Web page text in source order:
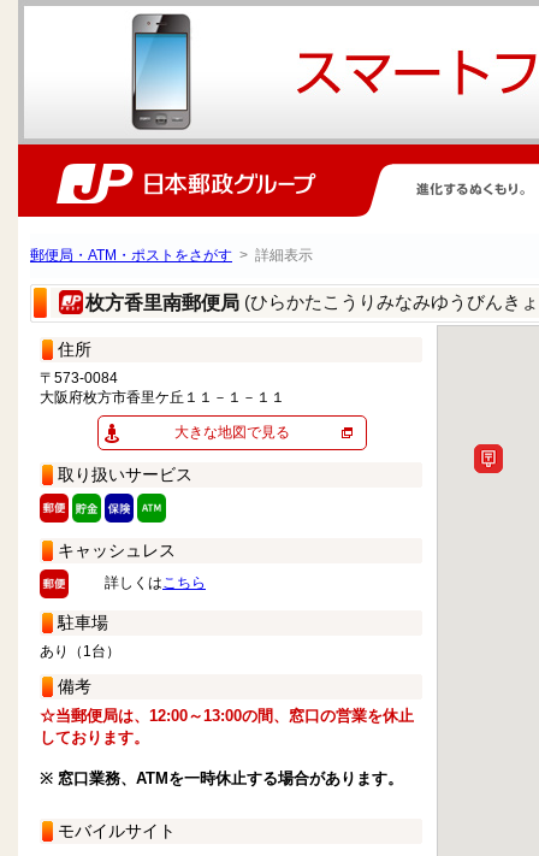
郵便局・ATM・ポストをさがす > 詳細表示
枚方香里南郵便局 (ひらかたこうりみなみゆうびんき
住所
〒573-0084
大阪府枚方市香里ケ丘１１－１－１１
大きな地図で見る
取り扱いサービス
キャッシュレス
詳しくはこちら
駐車場
あり（1台）
備考
☆当郵便局は、12:00～13:00の間、窓口の営業を休止
しております。
※ 窓口業務、ATMを一時休止する場合があります。
モバイルサイト